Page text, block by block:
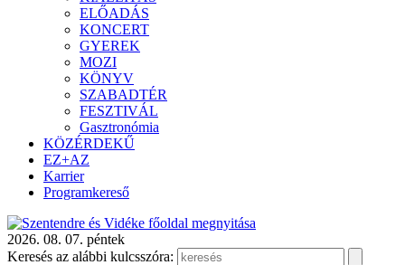
ELŐADÁS
KONCERT
GYEREK
MOZI
KÖNYV
SZABADTÉR
FESZTIVÁL
Gasztronómia
KÖZÉRDEKŰ
EZ+AZ
Karrier
Programkereső
2026. 08. 07. péntek
Keresés az alábbi kulcsszóra: